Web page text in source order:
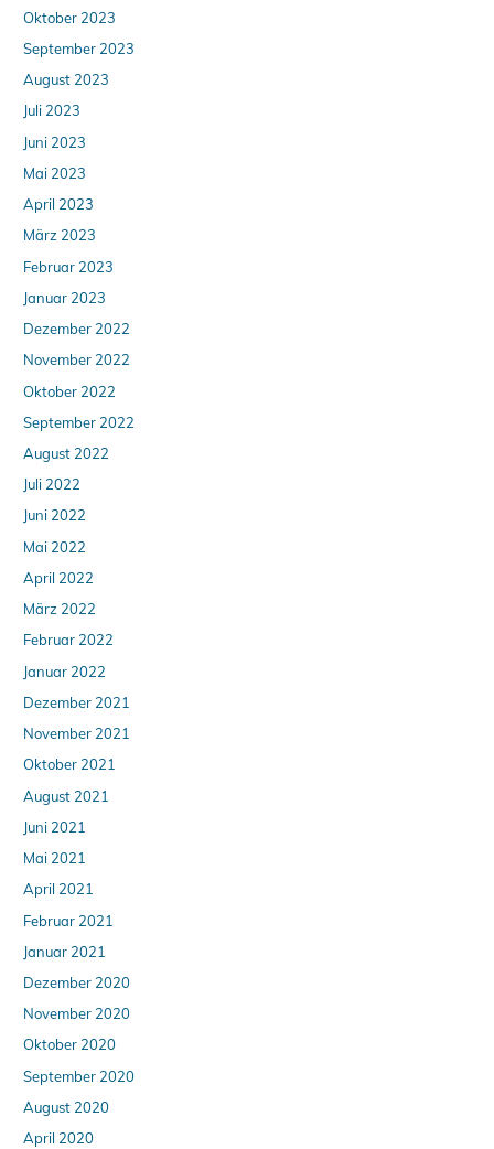
Oktober 2023
September 2023
August 2023
Juli 2023
Juni 2023
Mai 2023
April 2023
März 2023
Februar 2023
Januar 2023
Dezember 2022
November 2022
Oktober 2022
September 2022
August 2022
Juli 2022
Juni 2022
Mai 2022
April 2022
März 2022
Februar 2022
Januar 2022
Dezember 2021
November 2021
Oktober 2021
August 2021
Juni 2021
Mai 2021
April 2021
Februar 2021
Januar 2021
Dezember 2020
November 2020
Oktober 2020
September 2020
August 2020
April 2020